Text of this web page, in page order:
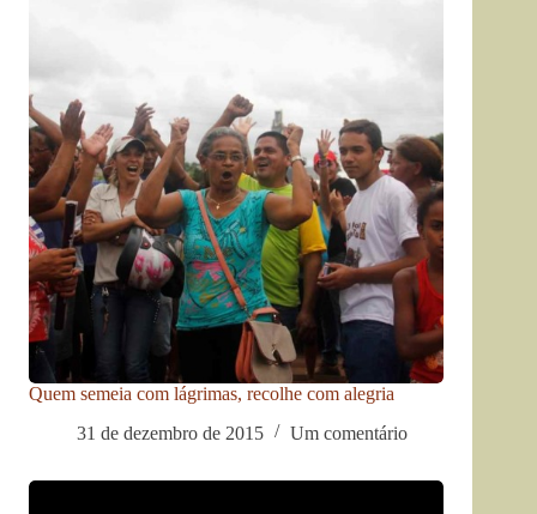
Quem semeia com lágrimas, recolhe com alegria
31 de dezembro de 2015
Um comentário